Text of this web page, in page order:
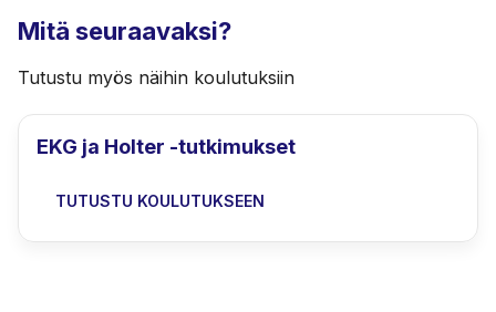
Mitä seuraavaksi?
Tutustu myös näihin koulutuksiin
EKG ja Holter -tutkimukset
TUTUSTU KOULUTUKSEEN